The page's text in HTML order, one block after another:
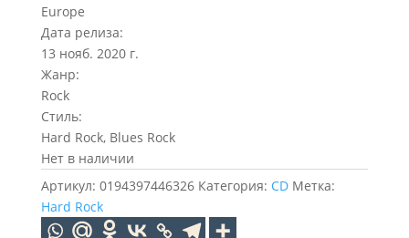
Europe
Дата релиза:
13 нояб. 2020 г.
Жанр:
Rock
Стиль:
Hard Rock, Blues Rock
Нет в наличии
Артикул: 0194397446326 Категория: CD Метка:
Hard Rock